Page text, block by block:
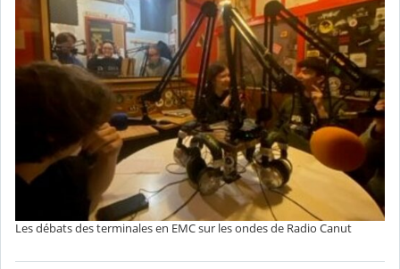
Les débats des terminales en EMC sur les ondes de Radio Canut